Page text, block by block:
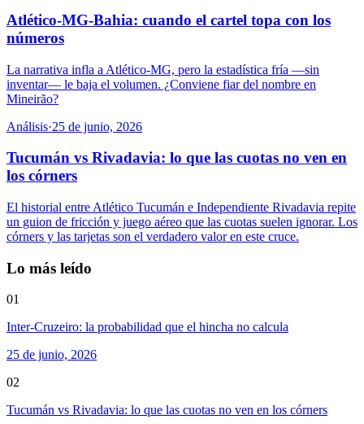
Atlético-MG-Bahia: cuando el cartel topa con los
números
La narrativa infla a Atlético-MG, pero la estadística fría —sin
inventar— le baja el volumen. ¿Conviene fiar del nombre en
Mineirão?
Análisis·25 de junio, 2026
Tucumán vs Rivadavia: lo que las cuotas no ven en
los córners
El historial entre Atlético Tucumán e Independiente Rivadavia repite
un guion de fricción y juego aéreo que las cuotas suelen ignorar. Los
córners y las tarjetas son el verdadero valor en este cruce.
Lo más leído
01
Inter-Cruzeiro: la probabilidad que el hincha no calcula
25 de junio, 2026
02
Tucumán vs Rivadavia: lo que las cuotas no ven en los córners